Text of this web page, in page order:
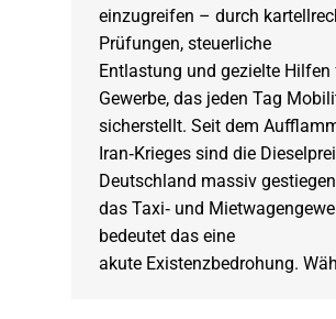
einzugreifen – durch
Prüfungen, steuerliche
Entlastung und gezielte Hilfen
Gewerbe, das jeden Tag
sicherstellt. Seit dem
Iran‑Krieges sind die
Deutschland massiv
das Taxi‑ und
bedeutet das eine
akute Existenzbedrohung.